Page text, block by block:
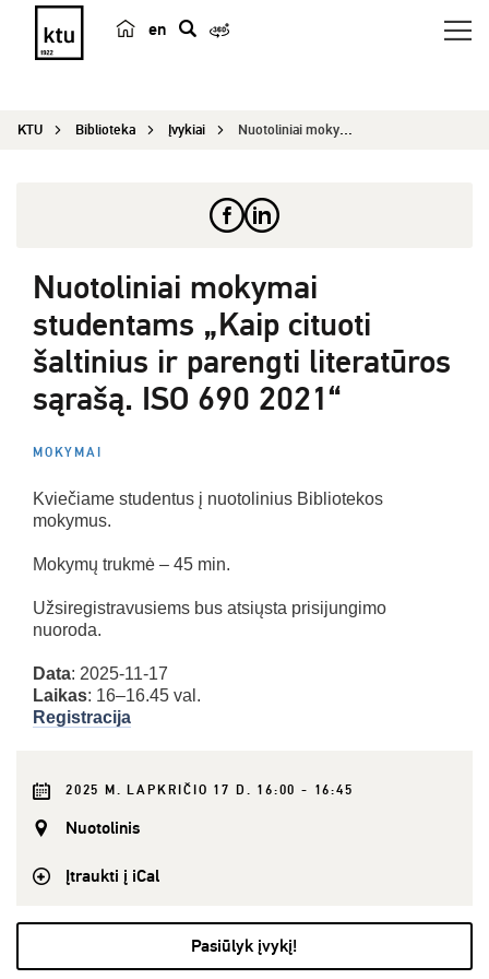
en
e
KTU Biblioteka Įvykiai Nuotoliniai mokymai studentams „Kaip cituoti šal...
Nuotoliniai mokymai
studentams „Kaip cituoti
šaltinius ir parengti literatūros
sąrašą. ISO 690 2021“
MOKYMAI
Kviečiame studentus į nuotolinius Bibliotekos
mokymus.
Mokymų trukmė – 45 min.
Užsiregistravusiems bus atsiųsta prisijungimo
nuoroda.
Data: 2025-11-17
Laikas: 16–16.45 val.
Registracija
2025 M. LAPKRIČIO 17 D. 16:00 - 16:45
Nuotolinis
Įtraukti į iCal
Pasiūlyk įvykį!